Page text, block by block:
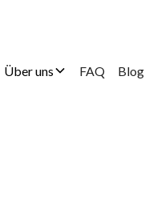
Über uns FAQ Blog